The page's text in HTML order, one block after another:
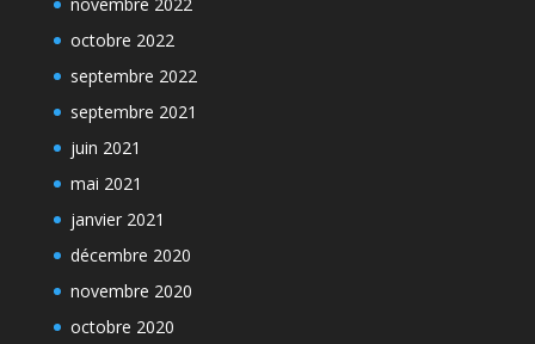
octobre 2022
septembre 2022
septembre 2021
juin 2021
mai 2021
janvier 2021
décembre 2020
novembre 2020
octobre 2020